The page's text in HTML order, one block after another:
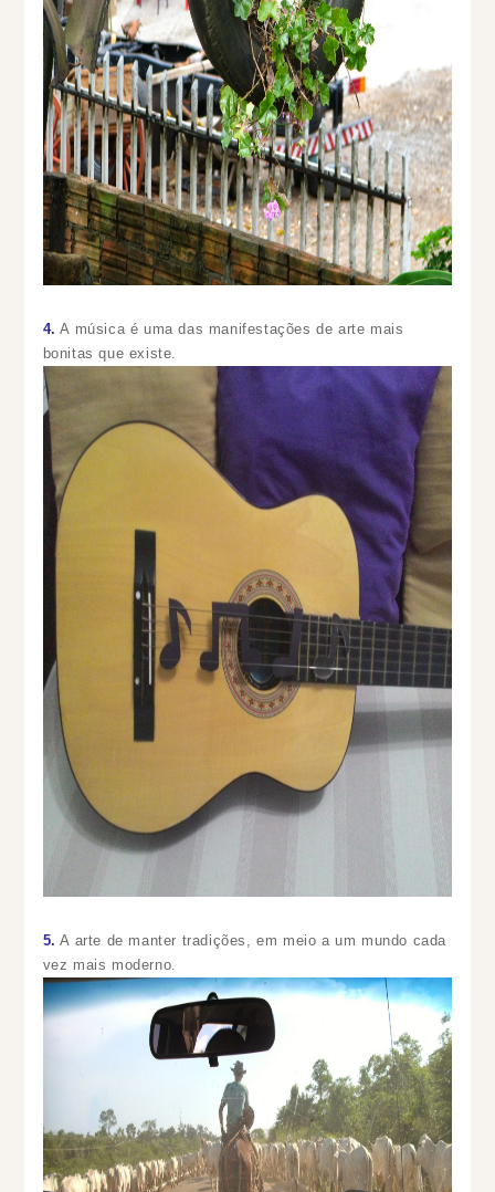
4. A música é uma das manifestações de arte mais
bonitas que existe.
5. A arte de manter tradições, em meio a um mundo cada
vez mais moderno.